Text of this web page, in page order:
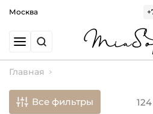
Москва
Главная
Все фильтры